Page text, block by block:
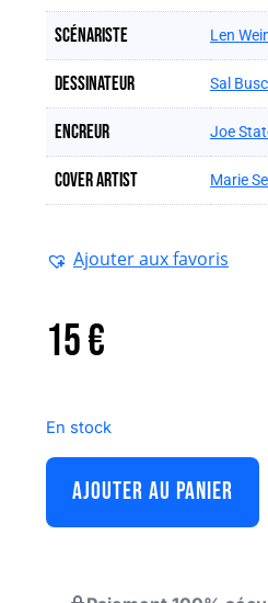
Scénariste Len
Dessinateur Sal
Encreur Joe
Cover artist Marie
Ajouter aux favoris
15€
En stock
AJOUTER AU PANIER